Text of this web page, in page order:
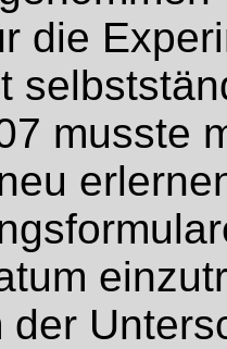
die
musste
der